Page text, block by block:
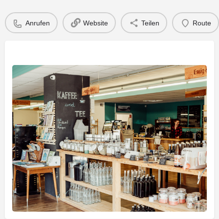
Anrufen Website Teilen Route